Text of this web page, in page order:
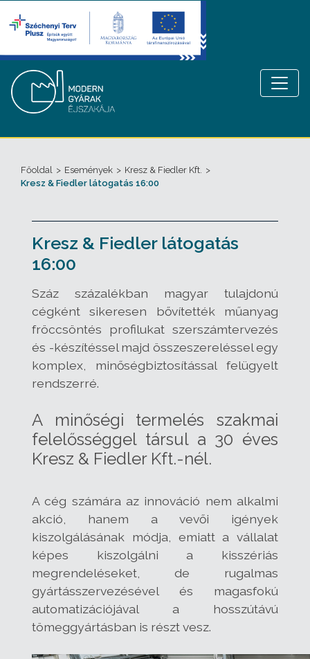
Főoldal > Események > Kresz & Fiedler Kft. >
Kresz & Fiedler látogatás 16:00
Kresz & Fiedler látogatás
16:00
Száz százalékban magyar tulajdonú
cégként sikeresen bővítették műanyag
fröccsöntés profilukat szerszámtervezés
és -készítéssel majd összeszereléssel egy
komplex, minőségbiztosítással felügyelt
rendszerré.
A minőségi termelés szakmai
felelősséggel társul a 30 éves
Kresz & Fiedler Kft.-nél.
A cég számára az innováció nem alkalmi
akció, hanem a vevői igények
kiszolgálásának módja, emiatt a vállalat
képes kiszolgálni a kisszériás
megrendeléseket, de rugalmas
gyártásszervezésével és magasfokú
automatizációjával a hosszútávú
tömeggyártásban is részt vesz.